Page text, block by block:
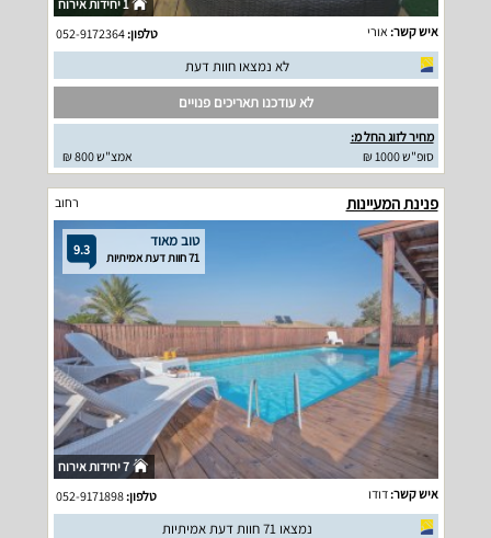
1 יחידות אירוח
איש קשר: אורי טלפון:052-9172364
לא נמצאו חוות דעת
לא עודכנו תאריכים פנויים
מחיר לזוג החל מ:
סופ"ש 1000 ₪
אמצ"ש 800 ₪
פנינת המעיינות רחוב
9.3 טוב מאוד
71 חוות דעת אמיתיות
7 יחידות אירוח
איש קשר:דודו טלפון:052-9171898
נמצאו 71 חוות דעת אמיתיות